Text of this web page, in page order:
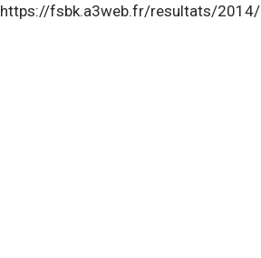
https://fsbk.a3web.fr/resultats/2014/